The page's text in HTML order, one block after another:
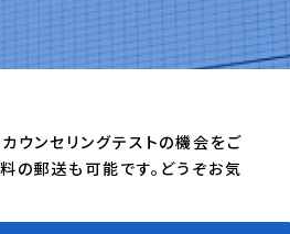
ウンセリングテストの機会をご
の郵送も可能です。どうぞお気